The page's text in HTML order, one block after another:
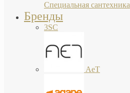
Специальная сантехника
Бренды
3SC
AeT